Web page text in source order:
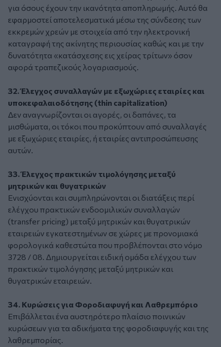
για όσους έχουν την ικανότητα αποπληρωμής. Αυτό θα
εφαρμοστεί αποτελεσματικά μέσω της σύνδεσης των
εκκρεμών χρεών με στοιχεία από την ηλεκτρονική
καταγραφή της ακίνητης περιουσίας καθώς και με την
δυνατότητα «κατάσχεσης εις χείρας τρίτων» όσον
αφορά τραπεζικούς λογαριασμούς.
32. Έλεγχος συναλλαγών με εξωχώριες εταιρίες και
υποκεφαλαιοδότησης (thin capitalization)
Δεν αναγνωρίζονται οι αγορές, οι δαπάνες, τα
μισθώματα, οι τόκοι που προκύπτουν από συναλλαγές
με εξωχώριες εταιρίες, ή εταιρίες αντιπροσώπευσης
αυτών.
33. Έλεγχος πρακτικών τιμολόγησης μεταξύ
μητρικών και θυγατρικών
Ενισχύονται και συμπληρώνονται οι διατάξεις περί
ελέγχου πρακτικών ενδοομιλικών συναλλαγών
(transfer pricing) μεταξύ μητρικών και θυγατρικών
εταιρειών εγκατεστημένων σε χώρες με προνομιακά
φορολογικά καθεστώτα που προβλέπονται στο νόμο
3728 / 08. Δημιουργείται ειδική ομάδα ελέγχου των
πρακτικών τιμολόγησης μεταξύ μητρικών και
θυγατρικών εταιρειών.
34. Κυρώσεις για Φοροδιαφυγή και Λαθρεμπόριο
Επιβάλλεται ένα αυστηρότερο πλαίσιο ποινικών
κυρώσεων για τα αδικήματα της φοροδιαφυγής και της
λαθρεμπορίας.